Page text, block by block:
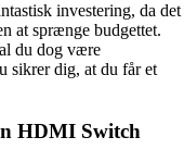
investering, da det
at sprænge budgettet.
du dog være
sikrer dig, at du får et
HDMI Switch